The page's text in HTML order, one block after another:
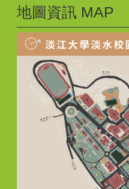
地圖資訊 MAP